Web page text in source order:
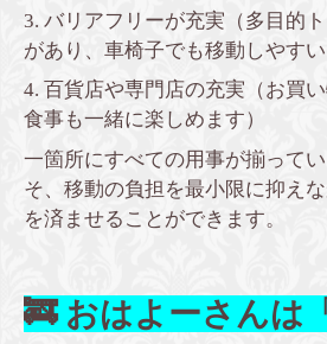
3. バリアフリーが充実（多目的
があり、車椅子でも移動しやすい
4. 百貨店や専門店の充実（お買
食事も一緒に楽しめます）
一箇所にすべての用事が揃って
そ、移動の負担を最小限に抑え
を済ませることができます。
🚒 おはよーさんは